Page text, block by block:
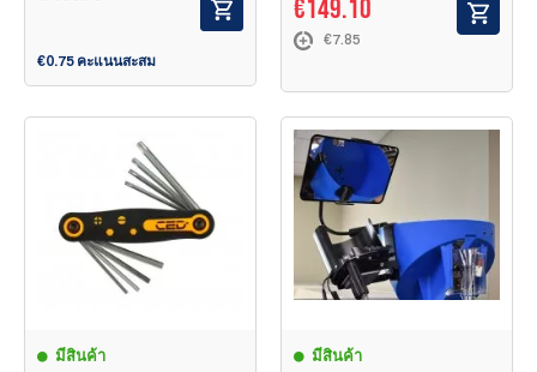
€0.75 คะแนนสะสม
€149.10
€7.85
มีสินค้า มีสินค้า